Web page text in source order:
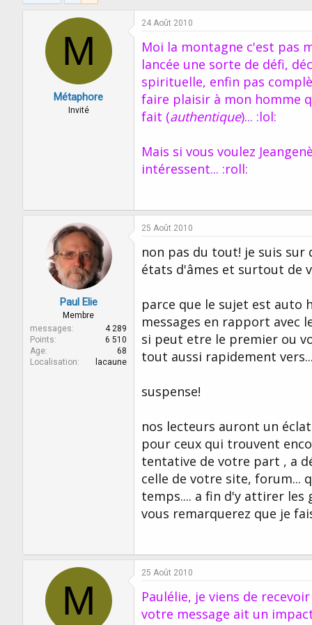
M
Métaphore
Invité
24 Août 2010
Moi la montagne c'est pas
lancée une sorte de défi,
spirituelle, enfin pas
faire plaisir à mon homme
fait (authentique)... :lol:
Mais si vous voulez
intéressent... :roll:
Paul Elie
Membre
messages
4 289
Points
6 510
Age
68
Localisation
lacaune
25 Août 2010
non pas du tout! je suis
états d'âmes et surtout de
parce que le sujet est auto
messages en rapport avec
si peut etre le premier ou
tout aussi rapidement
suspense!
nos lecteurs auront un
pour ceux qui trouvent
tentative de votre part , a
celle de votre site, forum...
temps.... a fin d'y attirer les
vous remarquerez que je
M
25 Août 2010
Paulélie, je viens de
votre message ait un